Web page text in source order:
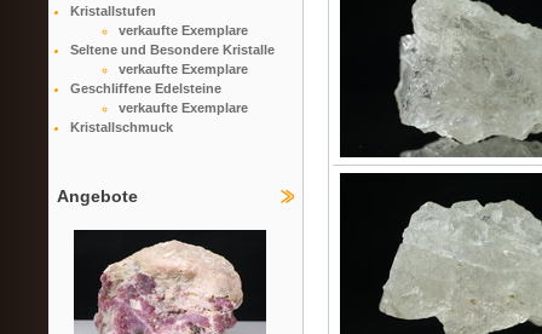
Kristallstufen
verkaufte Exemplare
Seltene und Besondere Kristalle
verkaufte Exemplare
Geschliffene Edelsteine
verkaufte Exemplare
Kristallschmuck
Angebote